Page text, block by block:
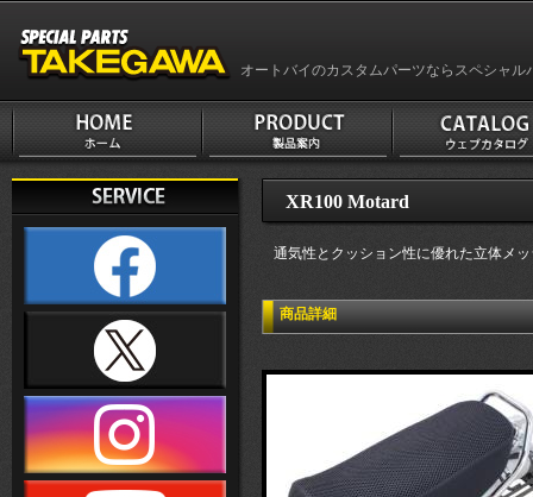
オートバイのカスタムパーツならスペシャル
XR100 Motard
通気性とクッション性に優れた立体メ
商品詳細